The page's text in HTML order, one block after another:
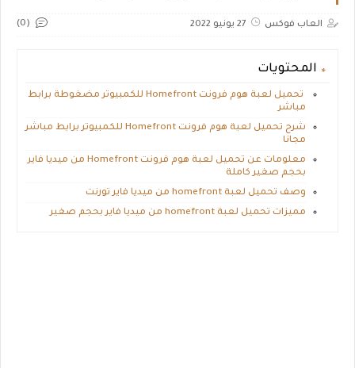
العاب فوكس 27 يونيو 2022 (0)
المحتويات
تحميل لعبة هوم فرونت Homefront للكمبيوتر مضغوطة برابط
مباشر
شرح تحميل لعبة هوم فرونت Homefront للكمبيوتر برابط مباشر
مجانا
معلومات عن تحميل لعبة هوم فرونت Homefront من ميديا فاير
بحجم صغير كاملة
وصف تحميل لعبة homefront من ميديا فاير تورنت
مميزات تحميل لعبة homefront من ميديا فاير بحجم صغير